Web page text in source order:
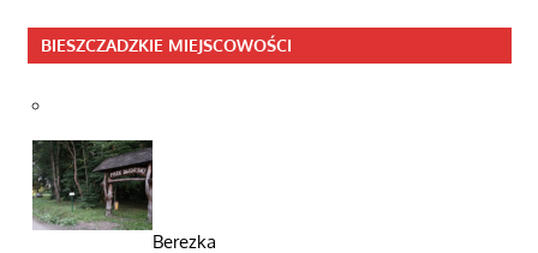
BIESZCZADZKIE MIEJSCOWOŚCI
Berezka